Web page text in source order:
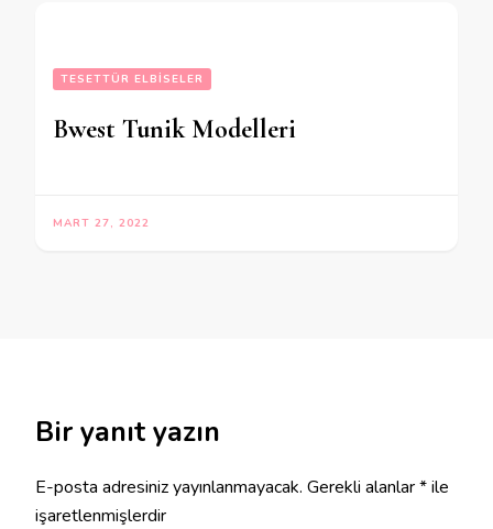
TESETTÜR ELBISELER
Bwest Tunik Modelleri
MART 27, 2022
Bir yanıt yazın
E-posta adresiniz yayınlanmayacak. Gerekli alanlar*ile
işaretlenmişlerdir